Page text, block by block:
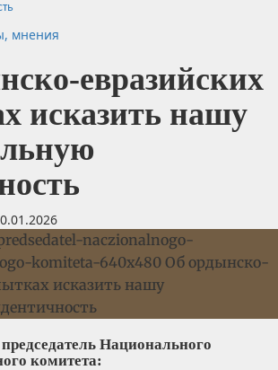
мнения
евразийских
исказить нашу
Национального
комитета: